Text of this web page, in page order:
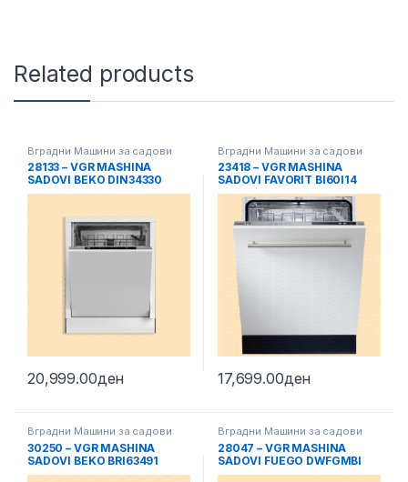
Related products
Вградни Машини за садови
28133 – VGR MASHINA
SADOVI BEKO DIN34330
20,999.00ден
Вградни Машини за садови
23418 – VGR MASHINA
SADOVI FAVORIT BI60I14
17,699.00ден
Вградни Машини за садови
30250 – VGR MASHINA
SADOVI BEKO BRI63491
Вградни Машини за садови
28047 – VGR MASHINA
SADOVI FUEGO DWFGMBI
600612S